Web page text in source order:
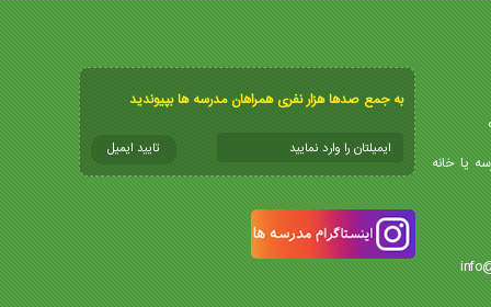
یا خانه
به جمع صدها هزار نفری همراهان مدرسه ها بپیوندید